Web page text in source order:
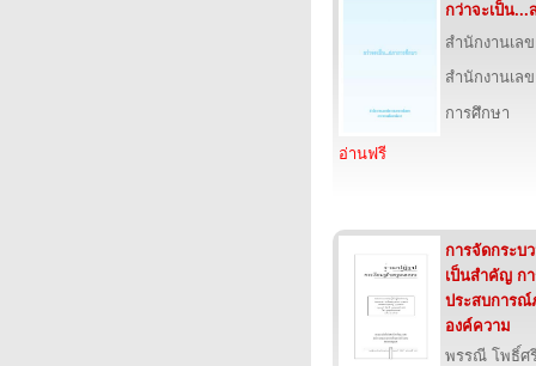
กว่าจะเป็น...
สำนักงานเล
สำนักงานเล
การศึกษา
อ่านฟรี
การจัดกระบ
เป็นสำคัญ ก
ประสบการ
องค์ความ
พรรณี โพธิ์ศ